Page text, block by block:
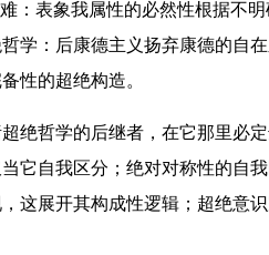
：表象我属性的必然性根据不
学：后康德主义扬弃康德的自
性的超绝构造。
哲学的后继者，在它那里必
它自我区分；绝对对称性的自
这展开其构成性逻辑；超绝意